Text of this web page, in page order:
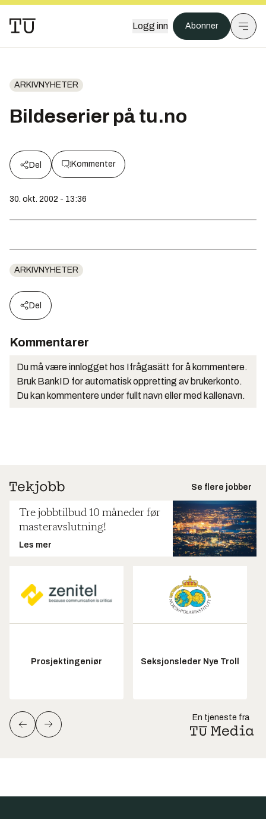
Logg inn Abonner
ARKIVNYHETER
Bildeserier på tu.no
Del Kommenter
30. okt. 2002 - 13:36
ARKIVNYHETER
Del
Kommentarer
Du må være innlogget hos Ifrågasätt for å kommentere.
Bruk BankID for automatisk oppretting av brukerkonto.
Du kan kommentere under fullt navn eller med kallenavn.
Se flere jobber
Tre jobbtilbud 10 måneder før
masteravslutning!
Les mer
Prosjektingeniør Seksjonsleder Nye Troll
En tjeneste fra